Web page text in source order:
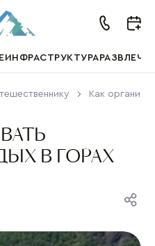
ИНФРАСТРУКТУРА
Как
В ГОРАХ